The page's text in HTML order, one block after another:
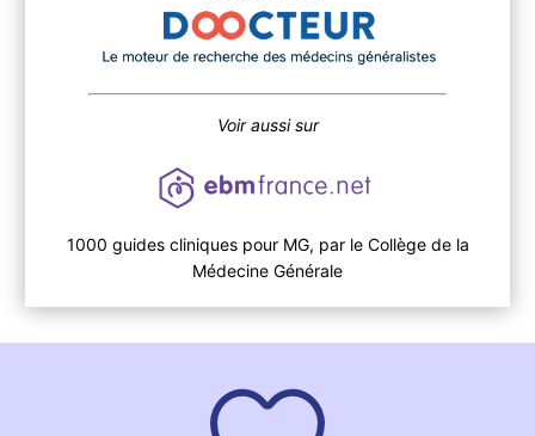
Voir aussi sur
1000 guides cliniques pour MG, par le Collège de la
Médecine Générale